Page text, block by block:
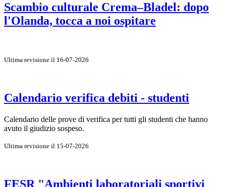
Scambio culturale Crema–Bladel: dopo
l'Olanda, tocca a noi ospitare
Ultima revisione il 16-07-2026
Calendario verifica debiti - studenti
Calendario delle prove di verifica per tutti gli studenti che hanno
avuto il giudizio sospeso.
Ultima revisione il 15-07-2026
FESR "Ambienti laboratoriali sportivi